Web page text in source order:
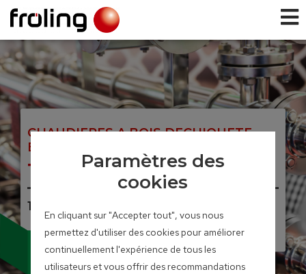
CHAUDIERES A BOIS DECHIQUETE
ET PELLETS
Turbomat
150 – 550 kW
• Conception robuste
• Version industrielle
Paramètres des
cookies
En cliquant sur "Accepter tout", vous nous
permettez d'utiliser des cookies pour améliorer
continuellement l'expérience de tous les
utilisateurs et vous offrir des recommandations